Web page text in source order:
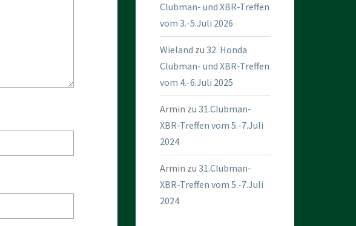
Clubman- und XBR-Treffen
vom 3.-5.Juli 2026
Wieland zu 32. Honda
Clubman- und XBR-Treffen
vom 4.-6.Juli 2025
Armin zu 31.Clubman-
XBR-Treffen vom 5.-7.Juli
2024
Armin zu 31.Clubman-
XBR-Treffen vom 5.-7.Juli
2024